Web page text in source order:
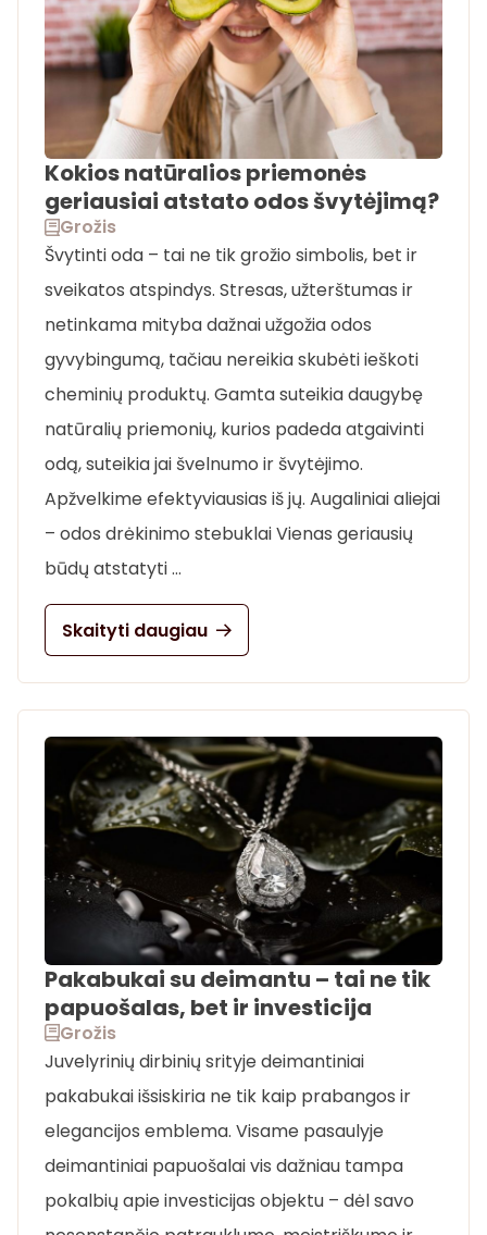
Kokios natūralios priemonės
geriausiai atstato odos švytėjimą?
Grožis
Švytinti oda – tai ne tik grožio simbolis, bet ir
sveikatos atspindys. Stresas, užterštumas ir
netinkama mityba dažnai užgožia odos
gyvybingumą, tačiau nereikia skubėti ieškoti
cheminių produktų. Gamta suteikia daugybę
natūralių priemonių, kurios padeda atgaivinti
odą, suteikia jai švelnumo ir švytėjimo.
Apžvelkime efektyviausias iš jų. Augaliniai aliejai
– odos drėkinimo stebuklai Vienas geriausių
būdų atstatyti …
Skaityti daugiau
Pakabukai su deimantu – tai ne tik
papuošalas, bet ir investicija
Grožis
Juvelyrinių dirbinių srityje deimantiniai
pakabukai išsiskiria ne tik kaip prabangos ir
elegancijos emblema. Visame pasaulyje
deimantiniai papuošalai vis dažniau tampa
pokalbių apie investicijas objektu – dėl savo